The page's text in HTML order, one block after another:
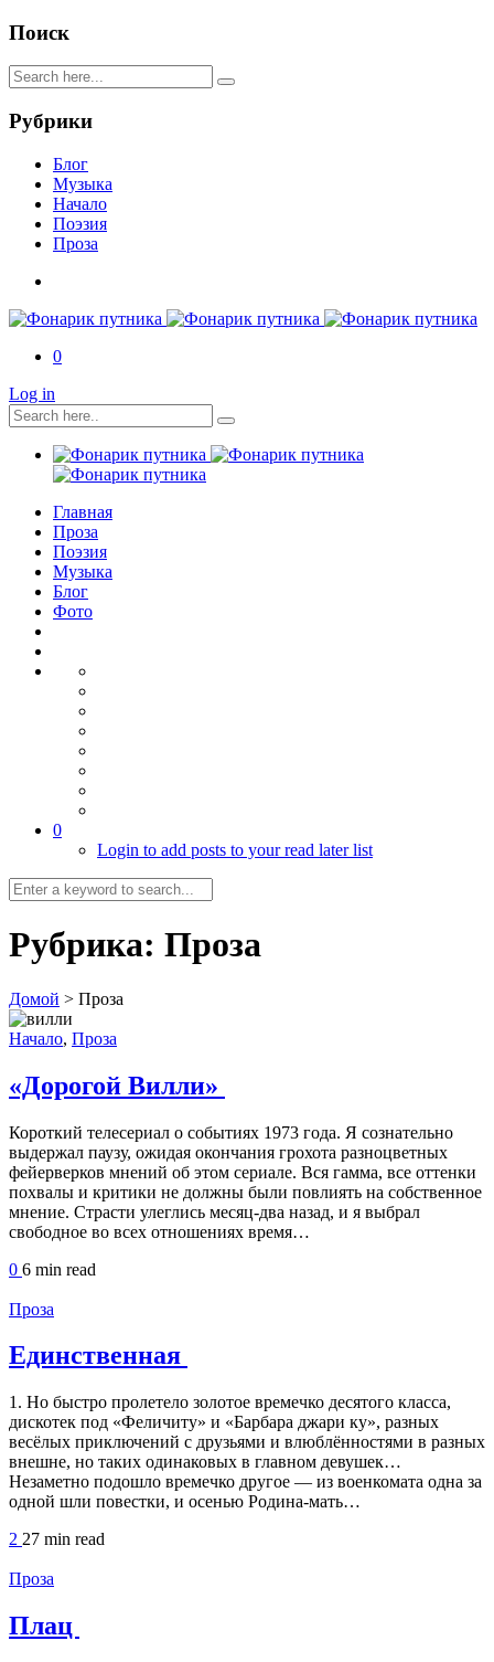
Поиск
Рубрики
Блог
Музыка
Начало
Поэзия
Проза
0
Log in
Главная
Проза
Поэзия
Музыка
Блог
Фото
0
Login to add posts to your read later list
Рубрика: Проза
Домой > Проза
Начало, Проза
«Дорогой Вилли»
Короткий телесериал о событиях 1973 года. Я сознательно
выдержал паузу, ожидая окончания грохота разноцветных
фейерверков мнений об этом сериале. Вся гамма, все оттенки
похвалы и критики не должны были повлиять на собственное
мнение. Страсти улеглись месяц-два назад, и я выбрал
свободное во всех отношениях время…
0 6 min read
Проза
Единственная
1. Но быстро пролетело золотое времечко десятого класса,
дискотек под «Феличиту» и «Барбара джари ку», разных
весёлых приключений с друзьями и влюблённостями в разных
внешне, но таких одинаковых в главном девушек…
Незаметно подошло времечко другое — из военкомата одна за
одной шли повестки, и осенью Родина-мать…
2 27 min read
Проза
Плац